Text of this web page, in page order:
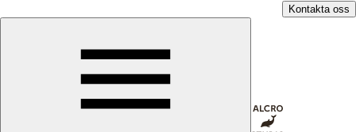
Kontakta oss